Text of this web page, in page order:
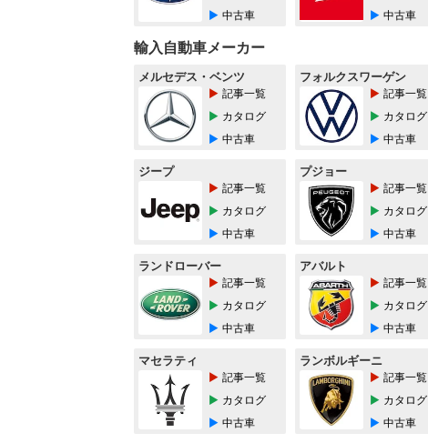
中古車
中古車
輸入自動車メーカー
メルセデス・ベンツ
記事一覧
カタログ
中古車
フォルクスワーゲン
記事一覧
カタログ
中古車
ジープ
記事一覧
カタログ
中古車
プジョー
記事一覧
カタログ
中古車
ランドローバー
記事一覧
カタログ
中古車
アバルト
記事一覧
カタログ
中古車
マセラティ
記事一覧
カタログ
中古車
ランボルギーニ
記事一覧
カタログ
中古車